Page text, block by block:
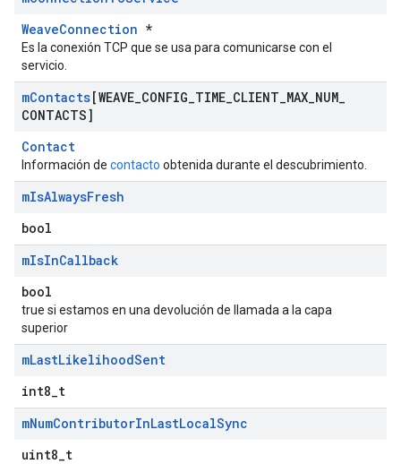
WeaveConnection *
Es la conexión TCP que se usa para comunicarse con el
servicio.
mContacts[WEAVE CONFIG TIME CLIENT MAX NUM
CONTACTS]
Contact
Información de contacto obtenida durante el descubrimiento.
mIsAlwaysFresh
bool
mIsInCallback
bool
true si estamos en una devolución de llamada a la capa
superior
mLastLikelihoodSent
int8_t
mNumContributorInLastLocalSync
uint8_t